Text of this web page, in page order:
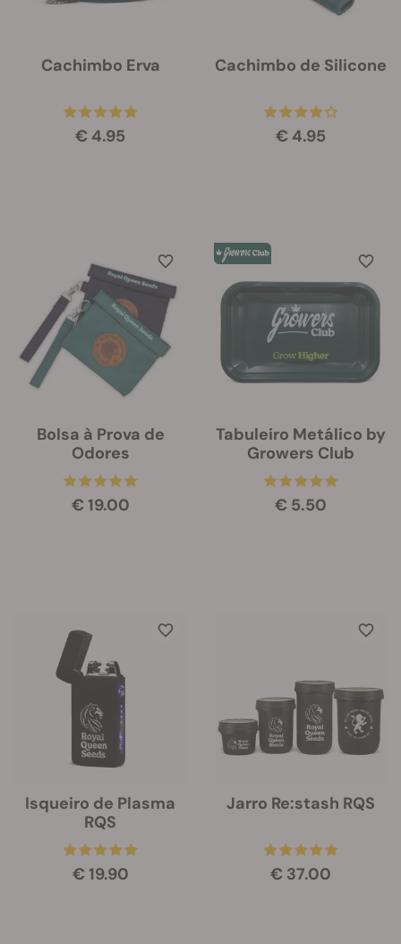
Cachimbo Erva
€ 4.95
Cachimbo de Silicone
€ 4.95
Bolsa à Prova de
Odores
€ 19.00
Tabuleiro Metálico by
Growers Club
€ 5.50
Isqueiro de Plasma
RQS
€ 19.90
Jarro Re:stash RQS
€ 37.00